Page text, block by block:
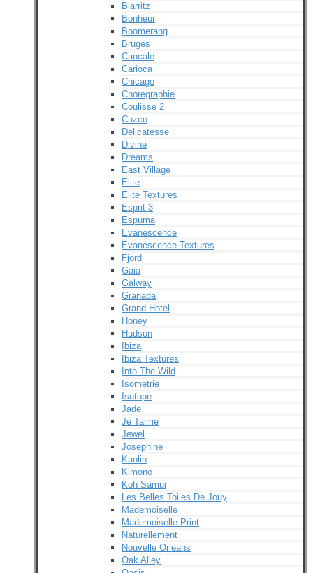
Biarritz
Bonheur
Boomerang
Bruges
Cancale
Carioca
Chicago
Choregraphie
Coulisse 2
Cuzco
Delicatesse
Divine
Dreams
East Village
Elite
Elite Textures
Esprit 3
Espuma
Evanescence
Evanescence Textures
Fjord
Gaia
Galway
Granada
Grand Hotel
Honey
Hudson
Ibiza
Ibiza Textures
Into The Wild
Isometrie
Isotope
Jade
Je Taime
Jewel
Josephine
Kaolin
Kimono
Koh Samui
Les Belles Toiles De Jouy
Mademoiselle
Mademoiselle Print
Naturellement
Nouvelle Orleans
Oak Alley